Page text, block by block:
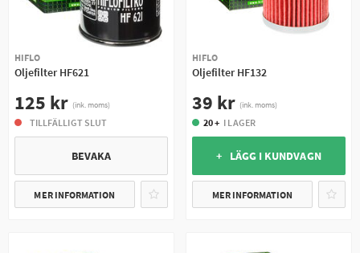
HIFLO
Oljefilter HF621
125 kr (ink. moms)
TILLFÄLLIGT SLUT
BEVAKA
MER INFORMATION
HIFLO
Oljefilter HF132
39 kr (ink. moms)
20 + I LAGER
+ LÄGG I KUNDVAGN
MER INFORMATION